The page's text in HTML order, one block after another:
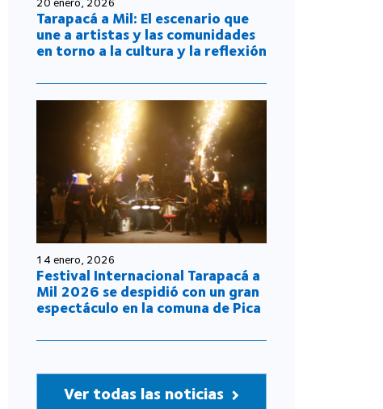
Tarapacá a Mil: El escenario que
une a artistas y las comunidades
en torno a la cultura y la reflexión
14 enero, 2026
Festival Internacional Tarapacá a
Mil 2026 se despidió con un gran
espectáculo en la comuna de Pica
Ver todas las noticias